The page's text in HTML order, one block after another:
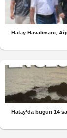
Hatay Havalimanı,
Hatay’da bugün 14